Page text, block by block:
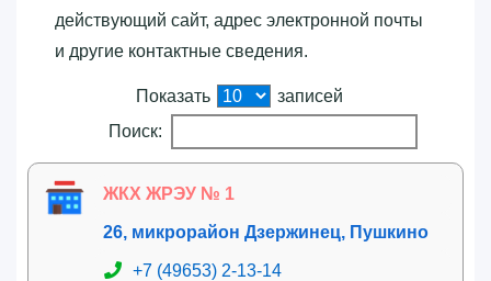
действующий сайт, адрес электронной почты
и другие контактные сведения.
Показать
записей
Поиск:
ЖКХ ЖРЭУ № 1
26, микрорайон Дзержинец, Пушкино
+7 (49653) 2-13-14